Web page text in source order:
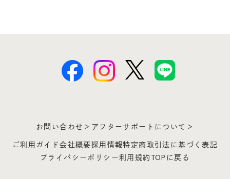
お問い合わせ＞ アフターサポートについて＞
ご利用ガイド会社概要採用情報特定商取引法に基づく表記
プライバシーポリシー利用規約 TOPに戻る